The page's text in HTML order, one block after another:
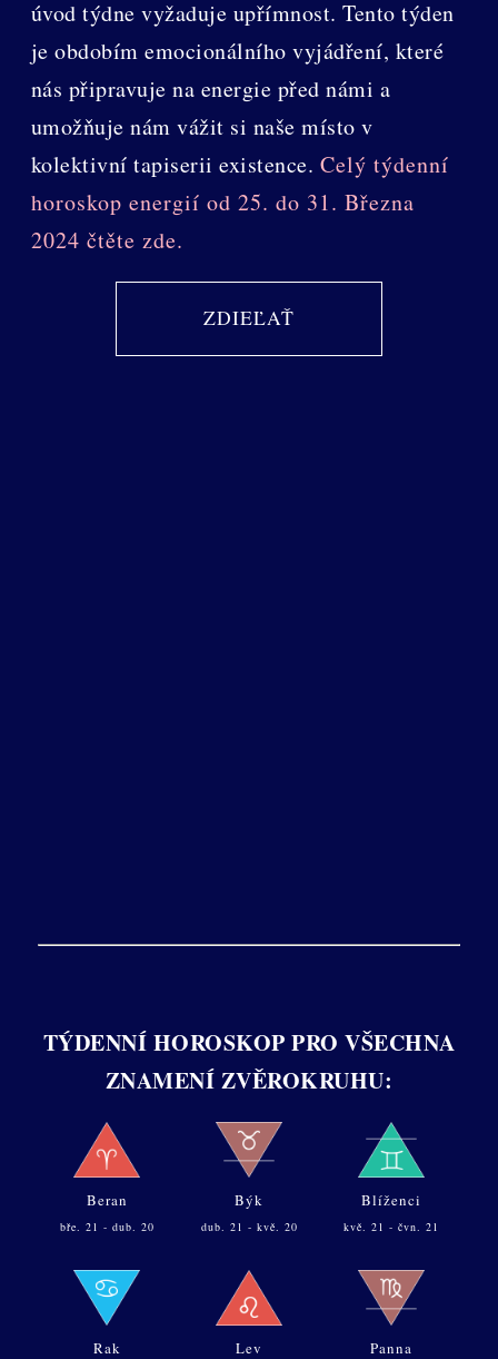
úvod týdne vyžaduje upřímnost. Tento týden
je obdobím emocionálního vyjádření, které
nás připravuje na energie před námi a
umožňuje nám vážit si naše místo v
kolektivní tapiserii existence. Celý týdenní
horoskop energií od 25. do 31. Března
2024 čtěte zde.
ZDIEĽAŤ
TÝDENNÍ HOROSKOP PRO VŠECHNA
ZNAMENÍ ZVĚROKRUHU:
Beran
bře. 21 - dub. 20
Býk
dub. 21 - kvě. 20
Blíženci
kvě. 21 - čvn. 21
Rak Lev Panna